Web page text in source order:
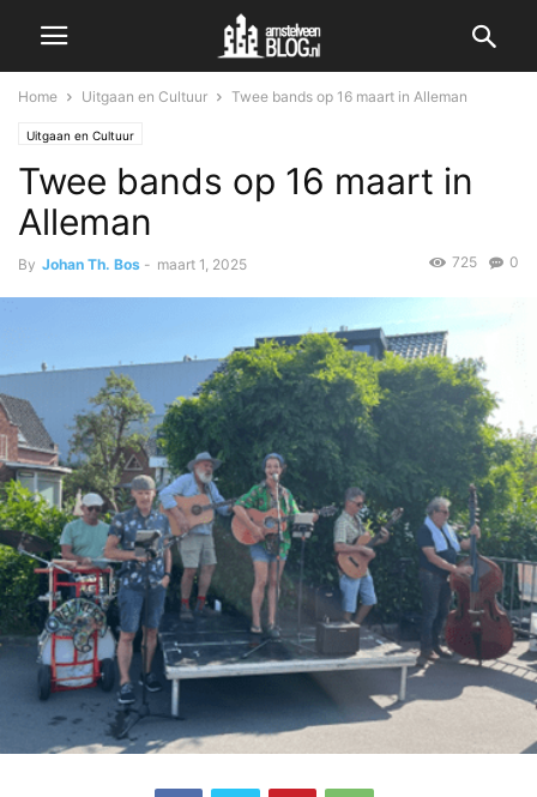
Home Uitgaan en Cultuur Twee bands op 16 maart in Alleman
Uitgaan en Cultuur
Twee bands op 16 maart in
Alleman
By Johan Th. Bos - maart 1, 2025 0
725